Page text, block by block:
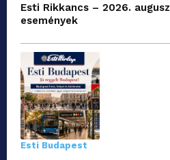
Esti Rikkancs – 2026.
események
Esti Budapest